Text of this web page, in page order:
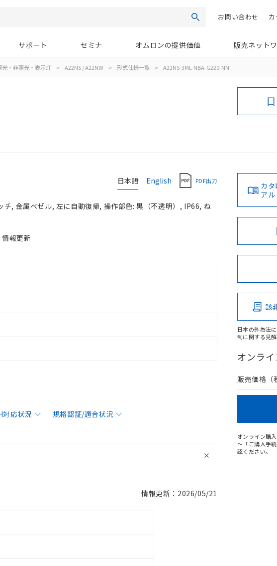
検索お問い合わせ
サポート セミナ オムロンの提供価値 販売ネット
・非照光・表示灯 > A22NS / A22NW > 形式仕様一覧 > A22NS-3ML-NBA-G220-NN
日本語 English PDF出力
, 金属ベゼル, 左に自動復帰, 操作部色: 黒（不透明）, IP66, ね
報更新
対応状況 規格認証/適合状況
情報更新：2026/05/21
カ
アル
該
日本の外為法
制に関する見
オンライ
販売価格（
オンライン購
～「ご購入手
認ください。